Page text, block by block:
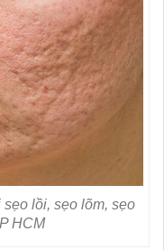
sẹo lồi, sẹo lõm, sẹo
HCM